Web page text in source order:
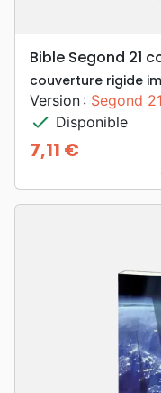
Bible Segond 21
couverture rigide
Version : Segond 21
check Disponible
Prix
7,11 €